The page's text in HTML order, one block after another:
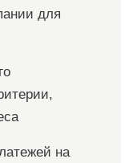
для
на